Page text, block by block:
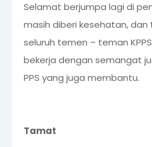
Selamat berjumpa lagi di
masih diberi kesehatan, dan
seluruh temen – teman KPPS
bekerja dengan semangat
PPS yang juga membantu.
Tamat